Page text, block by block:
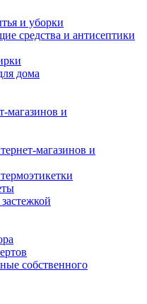
и уборки
средства и антисептики
дома
магазинов и
магазинов и
собственного